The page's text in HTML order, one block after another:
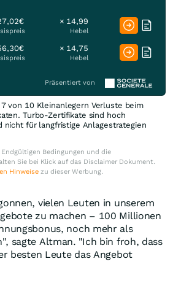
× 14,99
Hebel
× 14,75
Hebel
Präsentiert von
von 10 Kleinanlegern Verluste beim
Turbo-Zertifikate sind hoch
nicht für langfristige Anlagestrategien
Bedingungen und die
Sie bei Klick auf das Disclaimer Dokument.
Hinweise zu dieser Werbung.
vielen Leuten in unserem
zu machen – 100 Millionen
noch mehr als
sagte Altman. "Ich bin froh, dass
besten Leute das Angebot